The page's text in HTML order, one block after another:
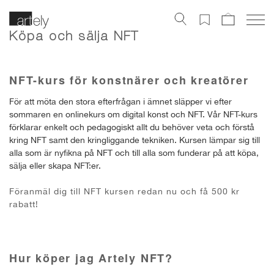
Köpa och sälja NFT
NFT-kurs för konstnärer och kreatörer
För att möta den stora efterfrågan i ämnet släpper vi efter
sommaren en onlinekurs om digital konst och NFT. Vår NFT-kurs
förklarar enkelt och pedagogiskt allt du behöver veta och förstå
kring NFT samt den kringliggande tekniken. Kursen lämpar sig till
alla som är nyfikna på NFT och till alla som funderar på att köpa,
sälja eller skapa NFT:er.
Föranmäl dig till NFT kursen redan nu och få 500 kr
rabatt!
Hur köper jag Artely NFT?